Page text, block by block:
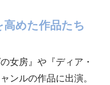
めた作品たち
女房』や『ディア・
ンルの作品に出演。